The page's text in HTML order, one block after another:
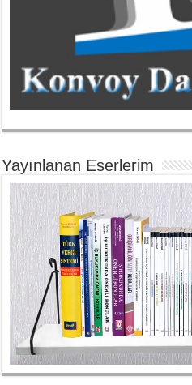
Yayınlanan Eserlerim